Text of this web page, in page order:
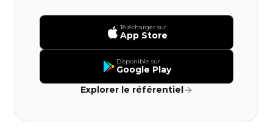
Télécharger sur
App Store
Disponible sur
Google Play
Explorer le référentiel